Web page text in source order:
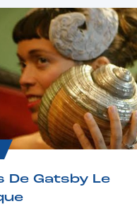
De Gatsby Le